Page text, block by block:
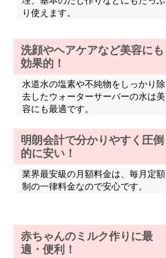
り使えます。
洗顔やヘアケアなど美容にも
効果的！
水道水の塩素や不純物をしっかり除
去したウォーターサーバーの水は美
容にも最適です。
明朗会計で分かりやすく圧倒
的に安い！
業界最安級の月額料金は、毎月定額
制の一律料金なので安心です。
赤ちゃんのミルク作りに最
適・便利！